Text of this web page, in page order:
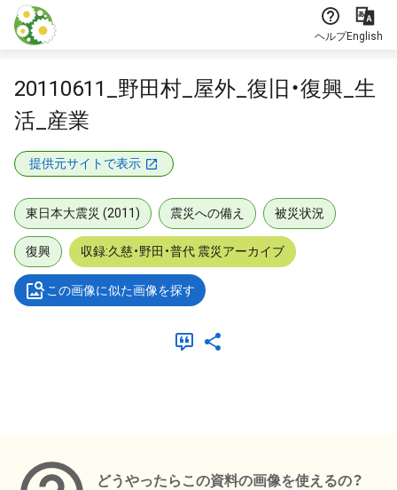
本文に飛ぶ
ヘルプEnglish
20110611_野田村_屋外_復旧・復興_生
活_産業
提供元サイトで表示
東日本大震災 (2011) 震災への備え 被災状況
復興 収録:久慈・野田・普代 震災アーカイブ
この画像に似た画像を探す
どうやったらこの資料の画像を使えるの？